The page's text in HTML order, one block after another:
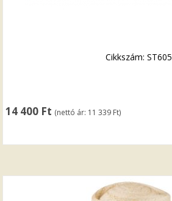
14 400 Ft (nettó ár: 11 339 Ft)
Cikkszám: ST605